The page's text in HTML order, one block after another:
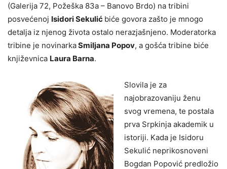
(Galerija 72, Požeška 83a – Banovo Brdo) na tribini
posvećenoj Isidori Sekulić biće govora zašto je mnogo
detalja iz njenog života ostalo nerazjašnjeno. Moderatorka
tribine je novinarkaSmiljana Popov, a gošća tribine biće
književnica Laura Barna.
Slovila je za
najobrazovaniju ženu
svog vremena, te postala
prva Srpkinja akademik u
istoriji. Kada je Isidoru
Sekulić neprikosnoveni
Bogdan Popović predložio